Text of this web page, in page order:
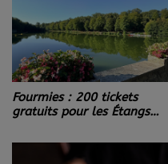
Fourmies : 200 tickets
gratuits pour les Étangs